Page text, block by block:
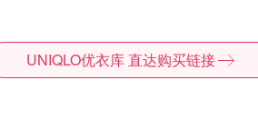
UNIQLO优衣库 直达购买链接